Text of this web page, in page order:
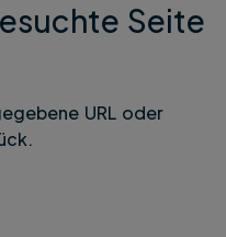
Seite
URL oder